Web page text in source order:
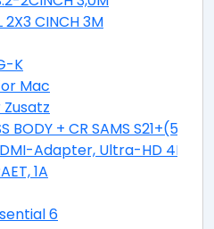
2X3 CINCH 3M
K
Mac
+ CR SAMS S21+(5G)
Adapter, Ultra-HD 4K
1A
6